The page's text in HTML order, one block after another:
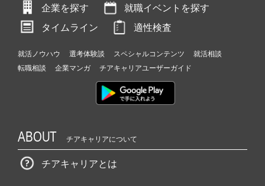
企業を探す
就職イベントを探す
タイムライン
適性検査
就活ノウハウ 選考体験談 スペシャルコンテンツ
就活相談
転職相談
企業マンガ チアキャリアユーザーガイド
ABOUT チアキャリアについて
チアキャリアとは